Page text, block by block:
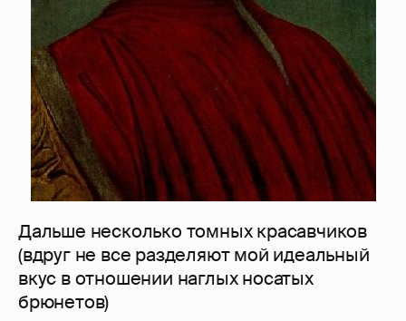
Дальше несколько томных красавчиков
(вдруг не все разделяют мой идеальный
вкус в отношении наглых носатых
брюнетов)